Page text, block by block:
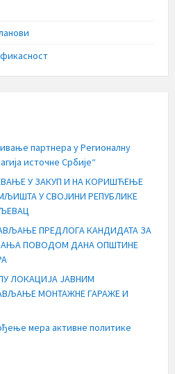
партнера у Регионалну
источне Србије“
У ЗАКУП И НА КОРИШЋЕЊЕ
У СВОЈИНИ РЕПУБЛИКЕ
ПРЕДЛОГА КАНДИДАТА ЗА
ПОВОДОМ ДАНА ОПШТИНЕ
ЛОКАЦИЈА ЈАВНИМ
МОНТАЖНЕ ГАРАЖЕ И
мера активне политике